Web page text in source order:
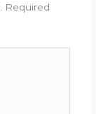
Required